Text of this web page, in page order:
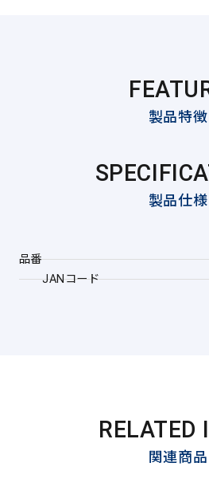
製品特徴
製品仕様
品番
JANコード
RELATED
関連商品